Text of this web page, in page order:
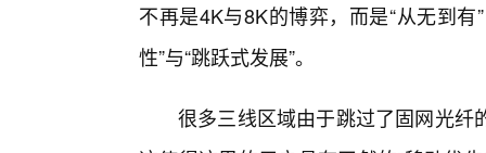
不再是4K与8K的博弈，而是“从无到有
性”与“跳跃式发展”。
很多三线区域由于跳过了固网光纤